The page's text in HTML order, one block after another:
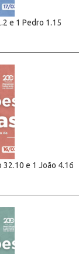
e 1 Pedro 1.15
e 1 João 4.16